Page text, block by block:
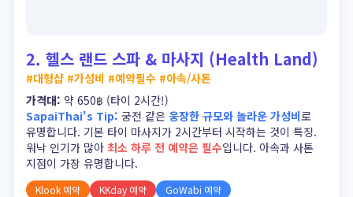
헬스 랜드 스파 & 마사지 (Health Land)
2. 헬스 랜드 스파 & 마사지 (Health Land)
#대형샵 #가성비 #예약필수 #아속/사톤
가격대: 약 650฿ (타이 2시간!)
SapaiThai's Tip: 궁전 같은 웅장한 규모와 놀라운 가성비로
유명합니다. 기본 타이 마사지가 2시간부터 시작하는 것이 특징.
워낙 인기가 많아 최소 하루 전 예약은 필수입니다. 아속과 사톤
지점이 가장 유명합니다.
Klook 예약 KKday 예약 GoWabi 예약